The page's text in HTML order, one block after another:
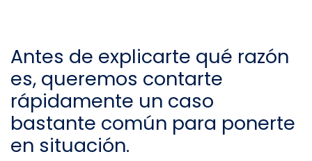
Antes de explicarte qué razón
es, queremos contarte
rápidamente un caso
bastante común para ponerte
en situación.